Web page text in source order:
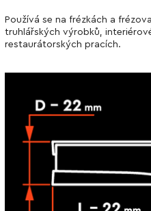
Používá se na frézkách a
truhlářských výrobků,
restaurátorských pracích.